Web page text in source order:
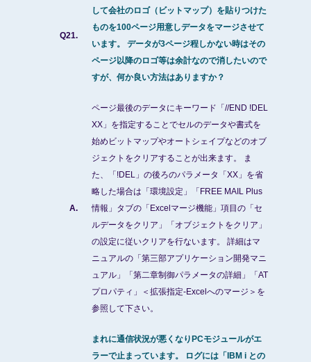
Q21.
して会社のロゴ（ビットマップ）を貼りつけた
ものを100ページ用意しデータをマージさせて
います。 データが3ページ程しかない時はその
ページ以降のロゴ等は余計なので消したいので
すが、何か良い方法はありますか？
A.
ページ最後のデータにキーワード「//END !DEL
XX」を指定することでセルのデータや書式を
始めビットマップやオートシェイプなどのオブ
ジェクトをクリアすることが出来ます。 ま
た、「!DEL」の後ろのパラメータ「XX」を省
略した場合は「環境設定」「FREE MAIL Plus
情報」タブの「Excelマージ機能」項目の「セ
ルデータをクリア」「オブジェクトをクリア」
の設定に従いクリアを行ないます。 詳細はマ
ニュアルの「第三部アプリケーション開発マニ
ュアル」「第二章制御パラメータの詳細」「AT
プロパティ」＜拡張指定-Excelへのマージ＞を
参照して下さい。
まれに通信状況が悪くなりPCモジュールがエ
ラーで止まっています。 ログには「IBM i との